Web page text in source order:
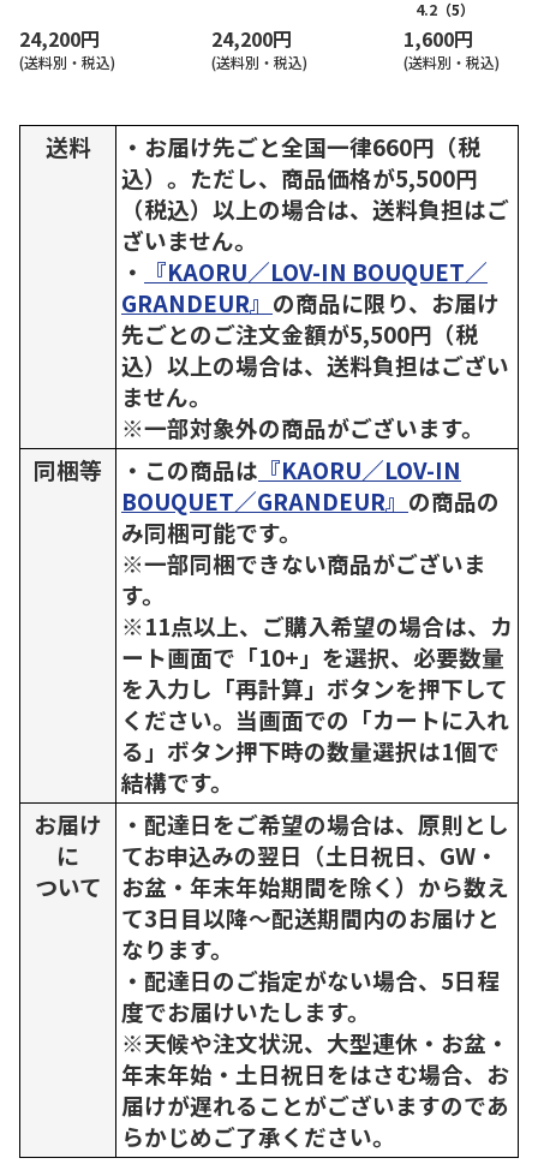
24,200円
(送料別・税込)
24,200円
(送料別・税込)
4.2 （5）
1,600円
(送料別・税込)
送料
・お届け先ごと全国一律660円（税
込）。ただし、商品価格が5,500円
（税込）以上の場合は、送料負担はご
ざいません。
・
『KAORU／LOV-IN BOUQUET／
GRANDEUR』 の商品に限り、お届け
先ごとのご注文金額が5,500円（税
込）以上の場合は、送料負担はござい
ません。
※一部対象外の商品がございます。
同梱等
・この商品は 『KAORU／LOV-IN
BOUQUET／GRANDEUR』 の商品の
み同梱可能です。
※一部同梱できない商品がございま
す。
※11点以上、ご購入希望の場合は、カ
ート画面で「10+」を選択、必要数量
を入力し「再計算」ボタンを押下して
ください。当画面での「カートに入れ
る」ボタン押下時の数量選択は1個で
結構です。
お届け
に
ついて
・配達日をご希望の場合は、原則とし
てお申込みの翌日（土日祝日、GW・
お盆・年末年始期間を除く）から数え
て3日目以降～配送期間内のお届けと
なります。
・配達日のご指定がない場合、5日程
度でお届けいたします。
※天候や注文状況、大型連休・お盆・
年末年始・土日祝日をはさむ場合、お
届けが遅れることがございますのであ
らかじめご了承ください。